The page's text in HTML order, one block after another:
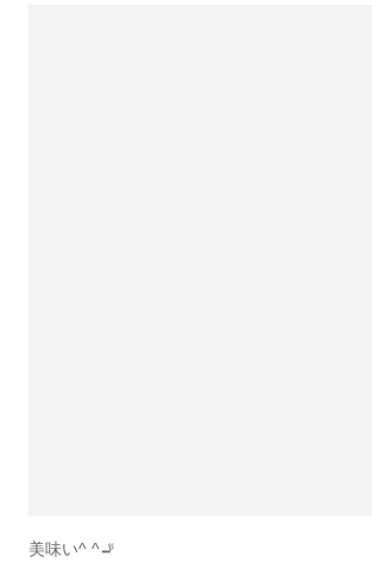
美味い^ ^🚬